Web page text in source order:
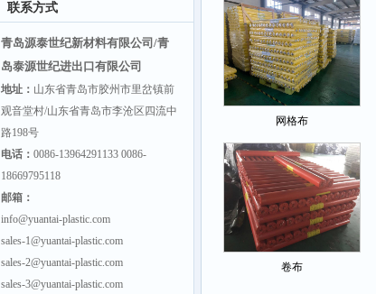
联系方式
青岛源泰世纪新材料有限公司/青
岛泰源世纪进出口有限公司
地址： 山东省青岛市胶州市里岔镇前
观音堂村/山东省青岛市李沧区四流中
路198号
电话： 0086-13964291133 0086-
18669795118
邮箱：
info@yuantai-plastic.com
sales-1@yuantai-plastic.com
sales-2@yuantai-plastic.com
sales-3@yuantai-plastic.com
网格布
卷布